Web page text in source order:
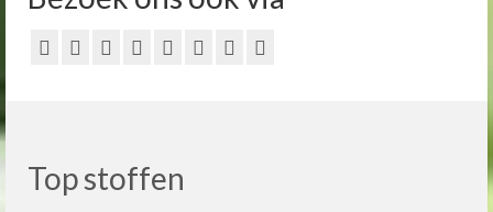
Top stoffen